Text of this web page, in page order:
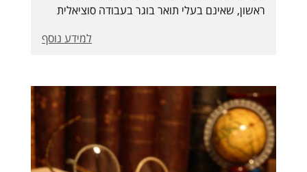
ראשון, שאינם בעלי תואר בוגר בעבודה סוציאלית
והכשרה בשדה, המהווים תנאי לקבלת רישוילמידע נוסף